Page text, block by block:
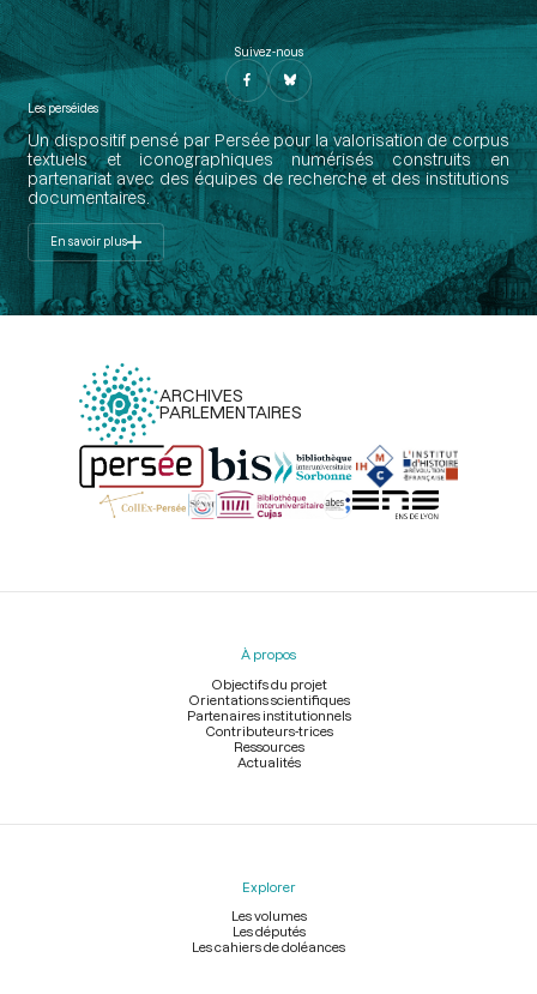
Suivez-nous
Les perséides
Un dispositif pensé par Persée pour la valorisation de corpus
textuels et iconographiques numérisés construits en
partenariat avec des équipes de recherche et des institutions
documentaires.
En savoir plus
ARCHIVES
PARLEMENTAIRES
Menu
À propos
Objectifs du projet
Orientations scientifiques
Partenaires institutionnels
Contributeurs-trices
Ressources
Actualités
Explorer
Les volumes
Les députés
Les cahiers de doléances